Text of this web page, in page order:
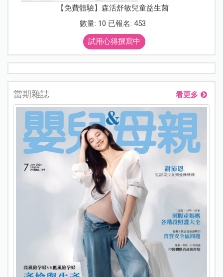
【免費體驗】森活舒敏兒童益生菌
數量: 10 已報名: 453
試用心得撰寫中
當期雜誌 看更多